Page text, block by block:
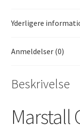
Yderligere
Anmeldelser (0)
Beskrivelse
Marstall